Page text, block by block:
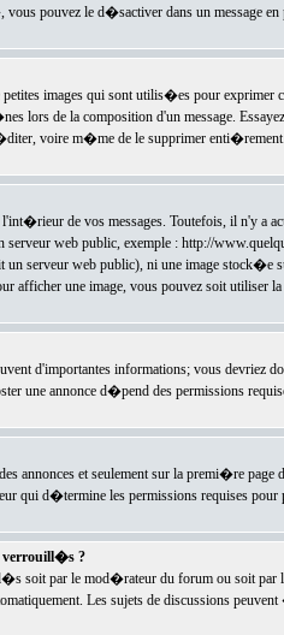
pouvez le d�sactiver dans un message en
images qui sont utilis�es pour exprimer
lors de la composition d'un message.
voire m�me de le supprimer
de vos messages. Toutefois, il n'y a
web public, exemple : http://
serveur web public), ni une image stock�e
afficher une image, vous pouvez soit
d'importantes informations; vous devriez
une annonce d�pend des permissions
annonces et seulement sur la premi�re
qui d�termine les permissions requises pour
verrouill�s ?
soit par le mod�rateur du forum ou soit par
Les sujets de discussions